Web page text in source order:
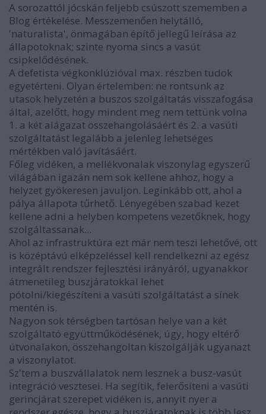
A sorozattól jócskán feljebb csúszott szememben a
Blog értékelése. Messzemenően helytálló,
'naturalista', önmagában építő jellegű leírása az
állapotoknak; szinte nyoma sincs a vasút
csipkelődésének.
A defetista végkonklúzióval max. részben tudok
egyetérteni. Olyan értelemben: ne rontsunk az
utasok helyzetén a buszos szolgáltatás visszafogása
által, azelőtt, hogy mindent meg nem tettünk volna
1. a két alágazat összehangolásáért és 2. a vasúti
szolgáltatást legalább a jelenleg lehetséges
mértékben való javításáért.
Főleg vidéken, a mellékvonalak viszonylag egyszerű
világában igazán nem sok kellene ahhoz, hogy a
helyzet gyökeresen javuljon. Leginkább ott, ahol a
pálya állapota tűrhető. Lényegében szabad kezet
kellene adni a helyben kompetens vezetőknek, hogy
szolgáltassanak...
Ahol az infrastruktúra ezt már nem teszi lehetővé, ott
is középtávú elképzeléssel kell rendelkezni az egész
integrált rendszer fejlesztési irányáról, ugyanakkor
átmenetileg buszjáratokkal lehet
pótolni/kiegészíteni a vasúti szolgáltatást a sínek
mentén is.
Nagyon sok térségben tartósan helye van a két
szolgáltató együttműködésének, úgy, hogy eltérő
útvonalakon, összehangoltan kiszolgálják ugyanazt
a viszonylatot.
Sz'tem a buszvállalatok nem lesznek a busz-vasút
integráció vesztesei. Ha segítik, felerősíteni a vasúti
gerincjárat szerepet vidéken is, annyit nyer a